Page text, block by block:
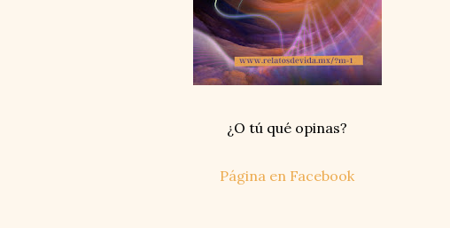
¿O tú qué opinas?
Página en Facebook